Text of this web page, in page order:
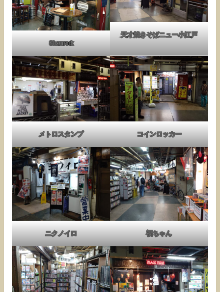
Shamrock
天才焼きそばニュー小江戸
メトロスタンプ コインロッカー
ニクノイロ 福ちゃん